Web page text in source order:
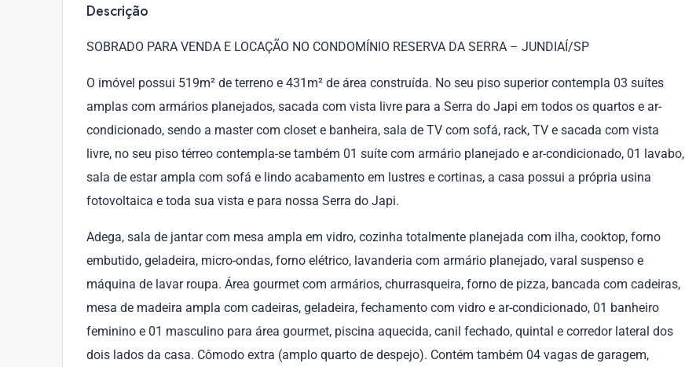
Descrição
SOBRADO PARA VENDA E LOCAÇÃO NO CONDOMÍNIO RESERVA DA SERRA – JUNDIAÍ/SP
O imóvel possui 519m² de terreno e 431m² de área construída. No seu piso superior contempla 03 suítes
amplas com armários planejados, sacada com vista livre para a Serra do Japi em todos os quartos e ar-
condicionado, sendo a master com closet e banheira, sala de TV com sofá, rack, TV e sacada com vista
livre, no seu piso térreo contempla-se também 01 suíte com armário planejado e ar-condicionado, 01 lavabo,
sala de estar ampla com sofá e lindo acabamento em lustres e cortinas, a casa possui a própria usina
fotovoltaica e toda sua vista e para nossa Serra do Japi.
Adega, sala de jantar com mesa ampla em vidro, cozinha totalmente planejada com ilha, cooktop, forno
embutido, geladeira, micro-ondas, forno elétrico, lavanderia com armário planejado, varal suspenso e
máquina de lavar roupa. Área gourmet com armários, churrasqueira, forno de pizza, bancada com cadeiras,
mesa de madeira ampla com cadeiras, geladeira, fechamento com vidro e ar-condicionado, 01 banheiro
feminino e 01 masculino para área gourmet, piscina aquecida, canil fechado, quintal e corredor lateral dos
dois lados da casa. Cômodo extra (amplo quarto de despejo). Contém também 04 vagas de garagem,